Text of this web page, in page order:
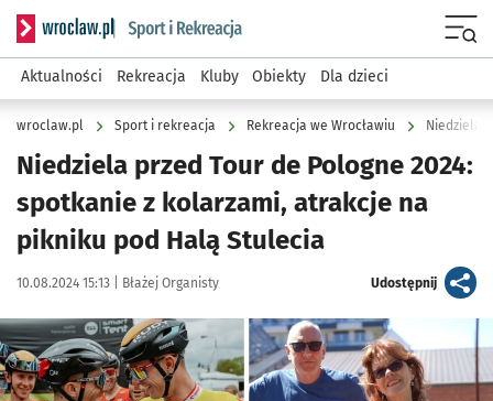
Serwis informacyjny wroclaw.pl podserwis: Sport i rekreacja
Aktualności Rekreacja Kluby Obiekty Dla dzieci
wroclaw.pl Sport i rekreacja Rekreacja we Wrocławiu Niedziela
Niedziela przed Tour de Pologne 2024:
spotkanie z kolarzami, atrakcje na
pikniku pod Halą Stulecia
Data publikacji:
10.08.2024 15:13 | Autor:
Błażej Organisty Udostępnijartykuł
Kliknij, aby powiększyć